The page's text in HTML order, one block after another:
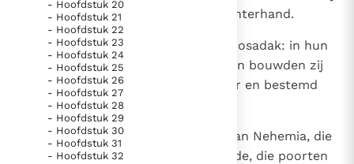
- Hoofdstuk 20
- Hoofdstuk 21
- Hoofdstuk 22
- Hoofdstuk 23
- Hoofdstuk 24
- Hoofdstuk 25
- Hoofdstuk 26
- Hoofdstuk 27
- Hoofdstuk 28
- Hoofdstuk 29
- Hoofdstuk 30
- Hoofdstuk 31
- Hoofdstuk 32
was als een zegelring aan de rechterhand.
Zo was ook Jezua, de zoon van Josadak: in hun
dagen richtten zij het altaar op en bouwden zij
de tempel, toegewijd aan de Heer en bestemd
tot zijn eeuwige glorie.
Sterk leeft ook de gedachtenis aan Nehemia, die
onze ingestorte muren herbouwde, die poorten